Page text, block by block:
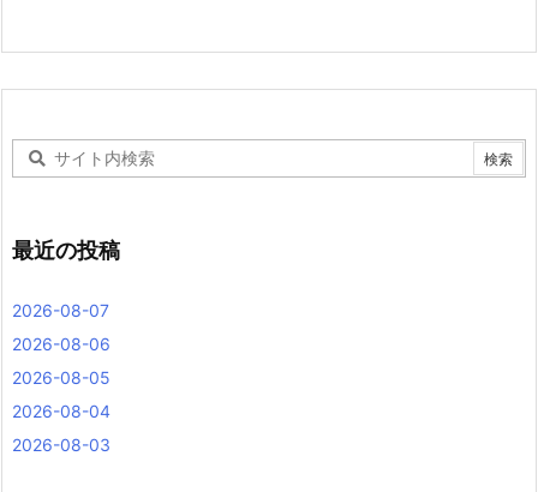
最近の投稿
2026-08-07
2026-08-06
2026-08-05
2026-08-04
2026-08-03